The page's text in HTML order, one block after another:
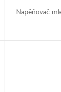
Napěňovač